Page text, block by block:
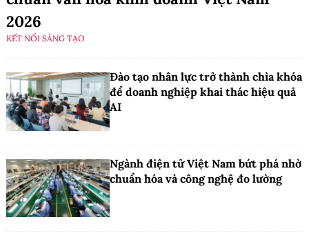
2026
KẾT NỐI SÁNG TẠO
Đào tạo nhân lực trở thành chìa khóa
để doanh nghiệp khai thác hiệu quả
AI
Ngành điện tử Việt Nam bứt phá nhờ
chuẩn hóa và công nghệ đo lường